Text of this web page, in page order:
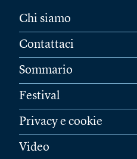
Chi siamo
Contattaci
Sommario
Festival
Privacy e cookie
Video